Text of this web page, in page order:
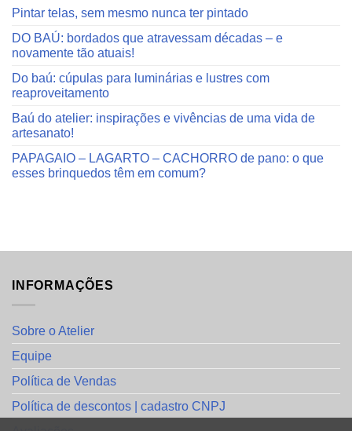
Pintar telas, sem mesmo nunca ter pintado
DO BAÚ: bordados que atravessam décadas – e
novamente tão atuais!
Do baú: cúpulas para luminárias e lustres com
reaproveitamento
Baú do atelier: inspirações e vivências de uma vida de
artesanato!
PAPAGAIO – LAGARTO – CACHORRO de pano: o que
esses brinquedos têm em comum?
INFORMAÇÕES
Sobre o Atelier
Equipe
Política de Vendas
Política de descontos | cadastro CNPJ